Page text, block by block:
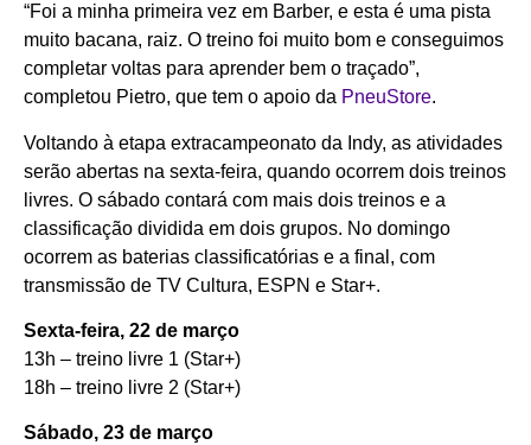
“Foi a minha primeira vez em Barber, e esta é uma pista
muito bacana, raiz. O treino foi muito bom e conseguimos
completar voltas para aprender bem o traçado”,
completou Pietro, que tem o apoio da PneuStore.
Voltando à etapa extracampeonato da Indy, as atividades
serão abertas na sexta-feira, quando ocorrem dois treinos
livres. O sábado contará com mais dois treinos e a
classificação dividida em dois grupos. No domingo
ocorrem as baterias classificatórias e a final, com
transmissão de TV Cultura, ESPN e Star+.
Sexta-feira, 22 de março
13h – treino livre 1 (Star+)
18h – treino livre 2 (Star+)
Sábado, 23 de março